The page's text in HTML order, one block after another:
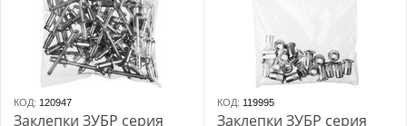
КОД: 120947
Заклепки ЗУБР серия
КОД: 119995
Заклепки ЗУБР серия